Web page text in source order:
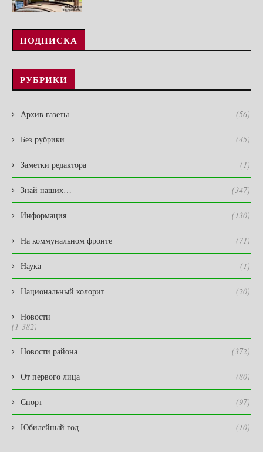
ПОДПИСКА
РУБРИКИ
Архив газеты (56)
Без рубрики (45)
Заметки редактора (1)
Знай наших… (347)
Информация (130)
На коммунальном фронте (71)
Наука (1)
Национальный колорит (20)
Новости
(1 382)
Новости района (372)
От первого лица (80)
Спорт (97)
Юбилейный год (10)